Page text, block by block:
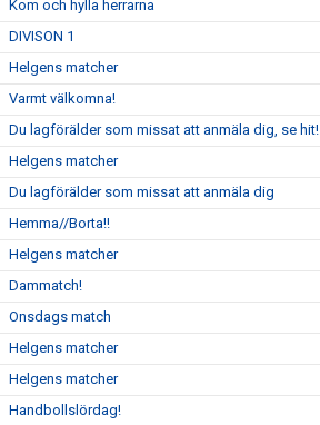
Kom och hylla herrarna
DIVISON 1
Helgens matcher
Varmt välkomna!
Du lagförälder som missat att anmäla dig, se hit!
Helgens matcher
Du lagförälder som missat att anmäla dig
Hemma//Borta!!
Helgens matcher
Dammatch!
Onsdags match
Helgens matcher
Helgens matcher
Handbollslördag!